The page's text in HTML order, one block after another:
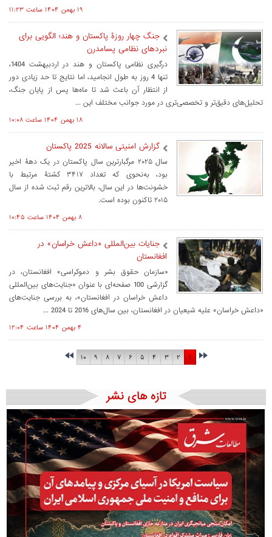
۱۹ بهمن ۱۴۰۴ ساعت ۱۱:۲۳
جنگ چهار روزۀ پاکستان و هند؛ الگویی برای
نبردهای نظامی پسامدرن
درگیری نظامی پاکستان و هند در اردبیهشت 1404،
تنها 4 روز به طول انجامید، اما نتایج تا حد زیادی دور
از انتظار آن باعث شد تا ماه‌ها پس از پایان جنگ،
تحلیل‌های دقیق‌تر و تخصصی‌تری در مورد جوانب مختلف این ...
۱۸ بهمن ۱۴۰۴ ساعت ۱۰:۰۸
گزارش امنیتی سالانه 2025 پاکستان
سال ۲۰۲۵ مرگبارترین سال پاکستان در یک دهۀ اخیر
بود، به‌نحوی که تعداد ۳۴۱۷ کشتۀ مرتبط با
خشونت‌ها در این سال، بالاترین رقم ثبت شده از سال
۲۰۱۵ تاکنون بوده است.
۸ بهمن ۱۴۰۴ ساعت ۱۰:۴۵
جنایات بین‌المللی «داعش خراسان» در
افغانستان
«سازمان حقوق بشر و دموکراسی» افغانستان، در
گزارشی 100 صفحه‌ای با عنوان «جنایت‌های بین‌المللی
داعش خراسان در افغانستان»، به بررسی جنایت‌های
«داعش خراسان» علیه شیعیان در افغانستان، بین سال‌های 2016 تا 2024 ...
۴ بهمن ۱۴۰۴ ساعت ۱۲:۰۴
۱ ۲ ۳ ۴ ۵ ۶ ۷ ۸ ۹ ۱۰
تازه های نشر